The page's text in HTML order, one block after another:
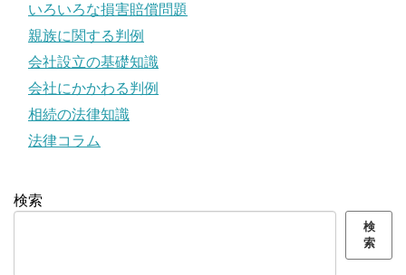
いろいろな損害賠償問題
親族に関する判例
会社設立の基礎知識
会社にかかわる判例
相続の法律知識
法律コラム
検索
検
索